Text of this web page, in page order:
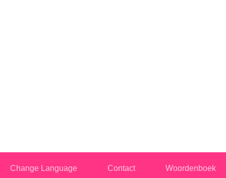
Change Language Contact Woordenboek